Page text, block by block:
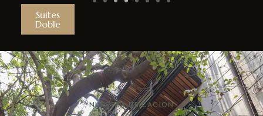
Suites
Doble
NUESTRA UBICACION